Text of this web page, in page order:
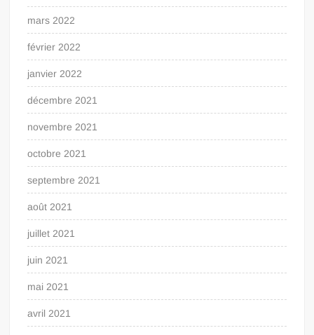
mars 2022
février 2022
janvier 2022
décembre 2021
novembre 2021
octobre 2021
septembre 2021
août 2021
juillet 2021
juin 2021
mai 2021
avril 2021